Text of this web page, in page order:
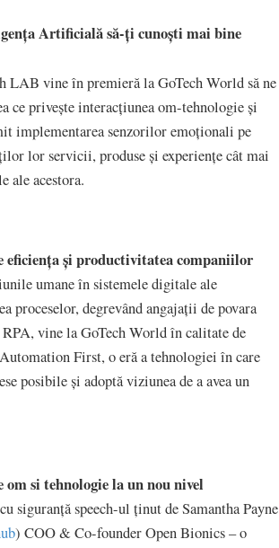
Artificială să-ți cunoști mai bine
LAB vine în premieră la GoTech World să ne
ce privește interacțiunea om-tehnologie și
implementarea senzorilor emoționali pe
lor servicii, produse și experiențe cât mai
ale acestora.
și productivitatea companiilor
umane în sistemele digitale ale
degrevând angajații de povara
vine la GoTech World în calitate de
First, o eră a tehnologiei în care
posibile și adoptă viziunea de a avea un
si tehnologie la un nou nivel
siguranță speech-ul ținut de Samantha Payne
) COO & Co-founder Open Bionics – o